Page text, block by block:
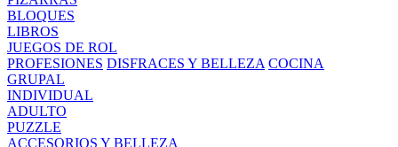
BLOQUES
LIBROS
JUEGOS DE ROL
PROFESIONES DISFRACES Y BELLEZA COCINA
GRUPAL
INDIVIDUAL
ADULTO
PUZZLE
ACCESORIOS Y BELLEZA